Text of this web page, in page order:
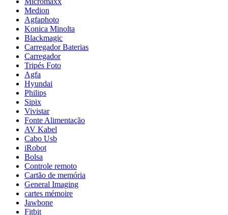
Medion
Agfaphoto
Konica Minolta
Blackmagic
Carregador Baterias
Carregador
Tripés Foto
Agfa
Hyundai
Philips
Sipix
Vivistar
Fonte Alimentação
AV Kabel
Cabo Usb
iRobot
Bolsa
Controle remoto
Cartão de memória
General Imaging
cartes mémoire
Jawbone
Fitbit